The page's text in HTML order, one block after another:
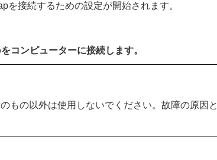
接続するための設定が開始されます。
コンピューターに接続します。
もの以外は使用しないでください。故障の原因と